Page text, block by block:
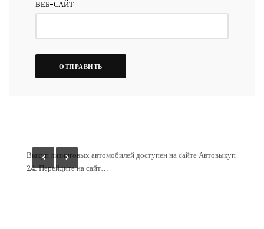
ВЕБ-САЙТ
Выкуп лизинговых автомобилей доступен на сайте Автовыкуп
24. Перейдите на сайт…